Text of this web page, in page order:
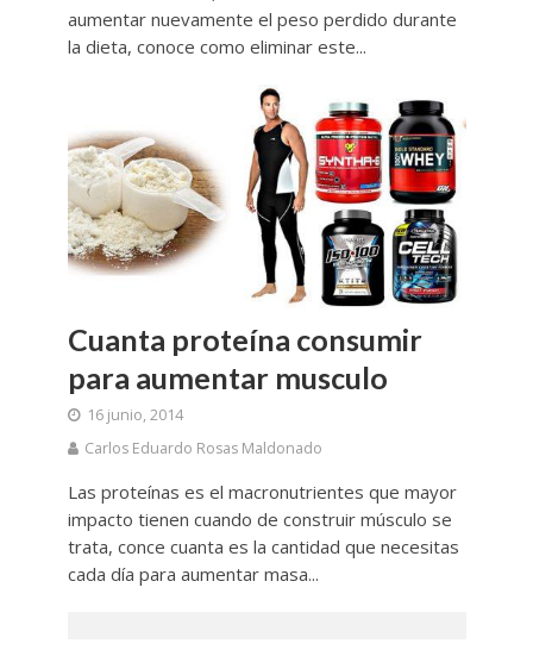
aumentar nuevamente el peso perdido durante
la dieta, conoce como eliminar este...
Cuanta proteína consumir
para aumentar musculo
16 junio, 2014
Carlos Eduardo Rosas Maldonado
Las proteínas es el macronutrientes que mayor
impacto tienen cuando de construir músculo se
trata, conce cuanta es la cantidad que necesitas
cada día para aumentar masa...